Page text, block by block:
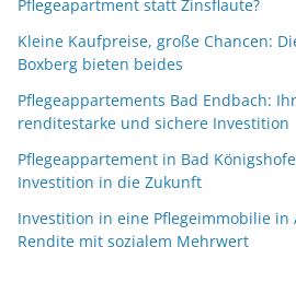
Pflegeapartment statt Zinsflaute?
Kleine Kaufpreise, große Chancen:
Boxberg bieten beides
Pflegeappartements Bad Endbach:
renditestarke und sichere Investition
Pflegeappartement in Bad
Investition in die Zukunft
Investition in eine Pflegeimmobilie in
Rendite mit sozialem Mehrwert